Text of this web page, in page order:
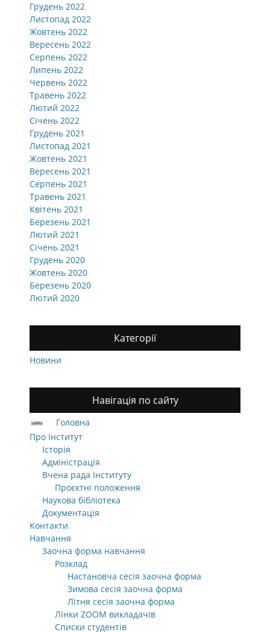
Грудень 2022
Листопад 2022
Жовтень 2022
Вересень 2022
Серпень 2022
Липень 2022
Червень 2022
Травень 2022
Лютий 2022
Січень 2022
Грудень 2021
Листопад 2021
Жовтень 2021
Вересень 2021
Серпень 2021
Травень 2021
Квітень 2021
Березень 2021
Лютий 2021
Січень 2021
Грудень 2020
Жовтень 2020
Березень 2020
Лютий 2020
Категорії
Новини
Навігація по сайту
Головна
Про Інститут
Історія
Адміністрація
Вчена рада Інституту
Проєктні положення
Наукова бібліотека
Документація
Контакти
Навчання
Заочна форма навчання
Розклад
Настановча сесія заочна форма
Зимова сесія заочна форма
Літня сесія заочна форма
Лінки ZOOM викладачів
Списки студентів